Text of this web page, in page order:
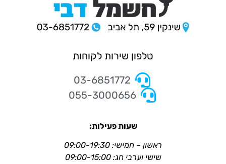
טלפון שירות לקוחות
03-6851772
055-3000656
שעות פעילות:
ראשון – חמישי: 09:00-19:30
שישי וערבי חג: 09:00-15:00